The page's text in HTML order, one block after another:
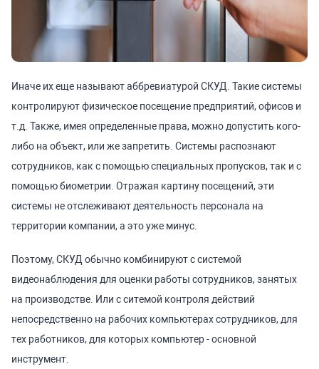
Иначе их еще называют аббревиатурой СКУД. Такие системы
контролируют физическое посещение предприятий, офисов и
т.д. Также, имея определенные права, можно допустить кого-
либо на объект, или же запретить. Системы распознают
сотрудников, как с помощью специальных пропусков, так и с
помощью биометрии. Отражая картину посещений, эти
системы не отслеживают деятельность персонала на
территории компании, а это уже минус.
Поэтому, СКУД обычно комбинируют с системой
видеонаблюдения для оценки работы сотрудников, занятых
на производстве. Или с ситемой контроля действий
непосредственно на рабочих компьютерах сотрудников, для
тех работников, для которых компьютер - основной
инструмент.